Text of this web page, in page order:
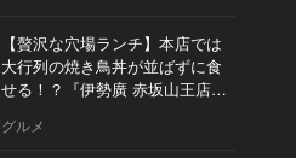
【贅沢な穴場ランチ】本店では
大行列の焼き鳥丼が並ばずに食
せる！？『伊勢廣 赤坂山王店』
グルメ